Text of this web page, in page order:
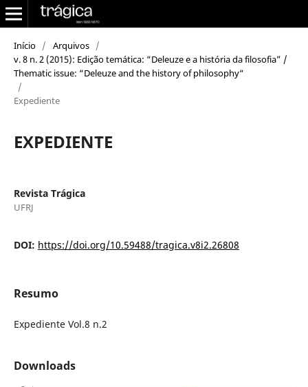
Início / Arquivos /
v. 8 n. 2 (2015): Edição temática: “Deleuze e a história da filosofia” /
Thematic issue: “Deleuze and the history of philosophy“
/
Expediente
EXPEDIENTE
Revista Trágica
UFRJ
DOI: https://doi.org/10.59488/tragica.v8i2.26808
Resumo
Expediente Vol.8 n.2
Downloads